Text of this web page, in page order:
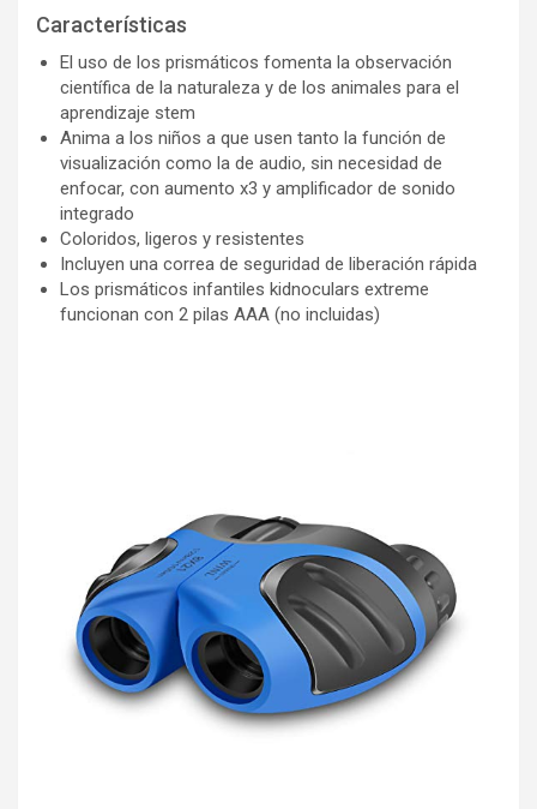
Características
El uso de los prismáticos fomenta la observación
científica de la naturaleza y de los animales para el
aprendizaje stem
Anima a los niños a que usen tanto la función de
visualización como la de audio, sin necesidad de
enfocar, con aumento x3 y amplificador de sonido
integrado
Coloridos, ligeros y resistentes
Incluyen una correa de seguridad de liberación rápida
Los prismáticos infantiles kidnoculars extreme
funcionan con 2 pilas AAA (no incluidas)